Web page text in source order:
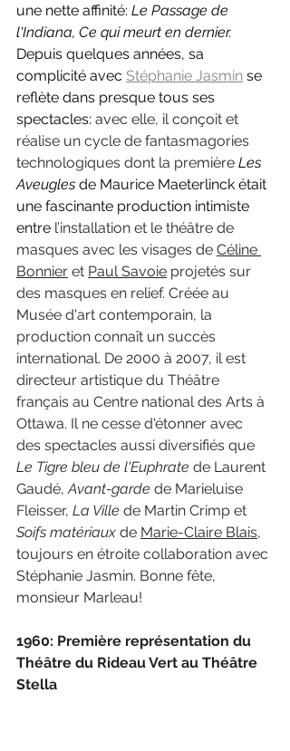
une nette affinité: Le Passage de
l'Indiana, Ce qui meurt en dernier.
Depuis quelques années, sa
complicité avec Stéphanie Jasmin se
reflète dans presque tous ses
spectacles: avec elle, il conçoit et
réalise un cycle de fantasmagories
technologiques dont la première Les
Aveugles de Maurice Maeterlinck était
une fascinante production intimiste
entre l’installation et le théâtre de
masques avec les visages de Céline
Bonnier et Paul Savoie projetés sur
des masques en relief. Créée au
Musée d'art contemporain, la
production connaît un succès
international. De 2000 à 2007, il est
directeur artistique du Théâtre
français au Centre national des Arts à
Ottawa. Il ne cesse d'étonner avec
des spectacles aussi diversifiés que
Le Tigre bleu de l'Euphrate de Laurent
Gaudé, Avant-garde de Marieluise
Fleisser, La Ville de Martin Crimp et
Soifs matériaux de Marie-Claire Blais,
toujours en étroite collaboration avec
Stéphanie Jasmin. Bonne fête,
monsieur Marleau!
1960: Première représentation du
Théâtre du Rideau Vert au Théâtre
Stella